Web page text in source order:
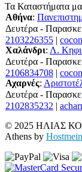
Τα Καταστήματα
Αθήνα:
Δευτέρα -
2103226355 |
Χαλάνδρι: Λ.
Δευτέρα -
2106834708 |
Αχαρνές:
Δευτέρα -
2102835232 |
© 2025 ΗΛΙΑΣ
Athens by Hostmein